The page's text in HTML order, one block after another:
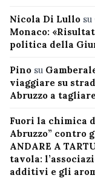
Nicola Di Lullo su
Monaco:
politica della
Pino su
viaggiare su
Abruzzo a
Fuori la chimica
Abruzzo”
ANDARE A
tavola:
additivi e gli